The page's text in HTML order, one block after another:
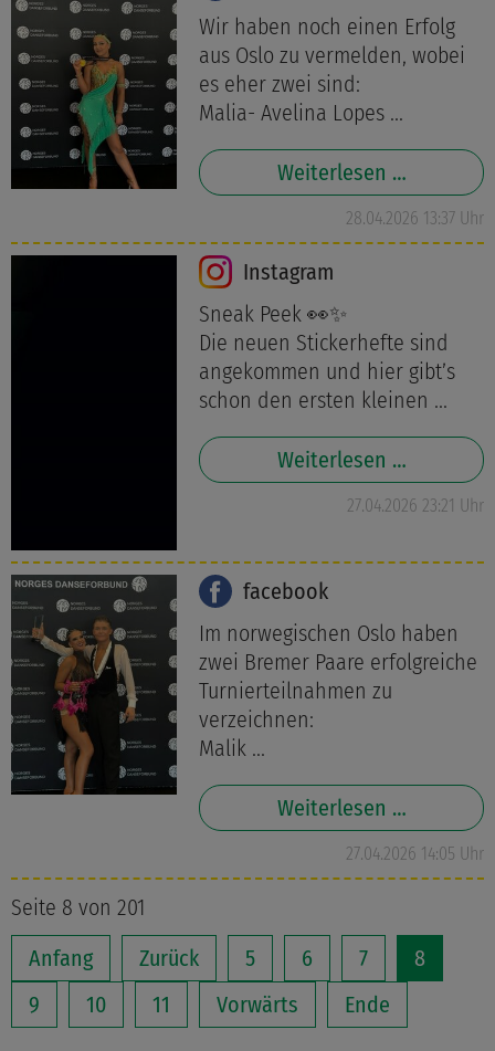
Wir haben noch einen Erfolg
aus Oslo zu vermelden, wobei
es eher zwei sind:
Malia- Avelina Lopes ...
Weiterlesen …
28.04.2026 13:37 Uhr
Instagram
Sneak Peek 👀✨
Die neuen Stickerhefte sind
angekommen und hier gibt’s
schon den ersten kleinen ...
Weiterlesen …
27.04.2026 23:21 Uhr
facebook
Im norwegischen Oslo haben
zwei Bremer Paare erfolgreiche
Turnierteilnahmen zu
verzeichnen:
Malik ...
Weiterlesen …
27.04.2026 14:05 Uhr
Seite 8 von 201
Anfang
Zurück 5 6 7
8
9
10 11 Vorwärts Ende